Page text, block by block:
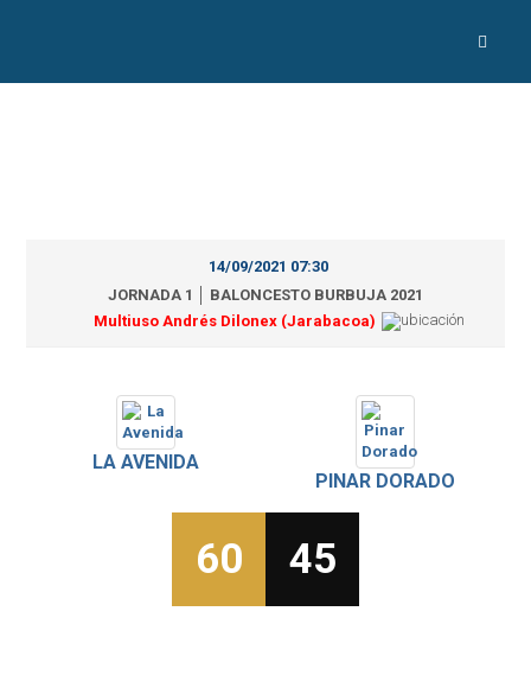
14/09/2021 07:30
JORNADA 1 │ BALONCESTO BURBUJA 2021
Multiuso Andrés Dilonex (Jarabacoa)
LA AVENIDA
PINAR DORADO
60 45